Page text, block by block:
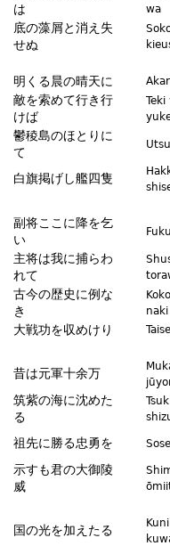
は
wa
底の藻屑と消え失
せぬ
明くる晨の晴天に
敵を索めて行き行
けば
鬱稜島のほとりに
て
白旗掲げし艦四隻
副将ここに降を乞
い
主将は我に捕らわ
れて
古今の歴史に例な
き
naki
大戦功を収めけり
昔は元軍十余万
筑紫の海に沈めた
る
祖先に勝る忠勇を
示すも君の大御陵
威
国の光を加えたる